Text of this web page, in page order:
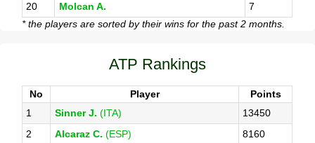
20
Molcan A.
7
* the players are sorted by their wins for the past 2 months.
ATP Rankings
No Player
Points
1
Sinner J. (ITA)
13450
2
Alcaraz C. (ESP)
8160